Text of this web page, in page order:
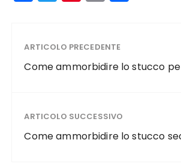
a
e
b
o
k
w
te
r
n
re
st
m
l
vi
ARTICOLO PRECEDENTE
Come ammorbidire lo stucco
ARTICOLO SUCCESSIVO
Come ammorbidire lo stucco